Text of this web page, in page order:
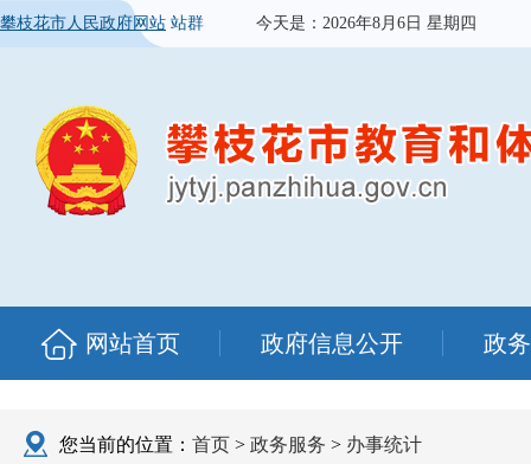
攀枝花市人民政府网站 站群 今天是： 2026年8月6日 星期四
网站首页 政府信息公开 政
您当前的位置： 首页 > 政务服务 > 办事统计